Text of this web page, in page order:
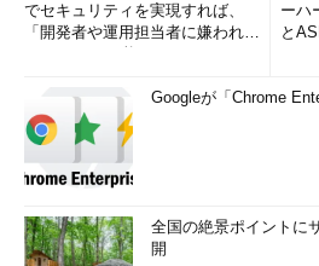
でセキュリティを実現すれば、
「開発者や運用担当者に嫌われな
ーハ
と
Googleが「Chrome
全国の絶景ポイントに
開